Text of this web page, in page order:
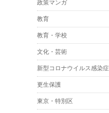
政策マンガ
教育
教育・学校
文化・芸術
新型コロナウイルス感染症
更生保護
東京・特別区